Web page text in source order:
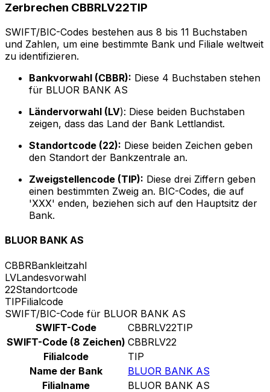
Zerbrechen CBBRLV22TIP
SWIFT/BIC-Codes bestehen aus 8 bis 11 Buchstaben
und Zahlen, um eine bestimmte Bank und Filiale weltweit
zu identifizieren.
Bankvorwahl (CBBR): Diese 4 Buchstaben stehen
für BLUOR BANK AS
Ländervorwahl (LV): Diese beiden Buchstaben
zeigen, dass das Land der Bank Lettlandist.
Standortcode (22): Diese beiden Zeichen geben
den Standort der Bankzentrale an.
Zweigstellencode (TIP): Diese drei Ziffern geben
einen bestimmten Zweig an. BIC-Codes, die auf
'XXX' enden, beziehen sich auf den Hauptsitz der
Bank.
BLUOR BANK AS
CBBRBankleitzahl
LVLandesvorwahl
22Standortcode
TIPFilialcode
SWIFT/BIC-Code für BLUOR BANK AS
SWIFT-Code
CBBRLV22TIP
SWIFT-Code (8 Zeichen) CBBRLV22
Filialcode
TIP
Name der Bank
BLUOR BANK AS
Filialname
BLUOR BANK AS